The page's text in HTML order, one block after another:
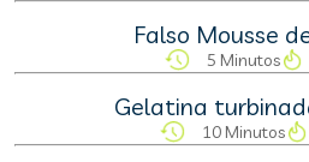
Falso Mousse
5 Minutos
Gelatina
10 Minutos